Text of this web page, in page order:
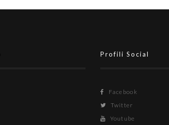
Profili Social
Facebook
Twitter
Youtube